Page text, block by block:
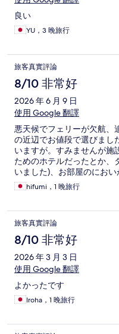
良い
YU，3 晚旅行
旅客真實評論
8/10 非常好
2026 年 6 月 9 日
使用 Google 翻譯
悪天候でフェリーが欠航、
の近辺でお値段で選びまし
いますが。すみませんが施
ためのホテルだったとか、
いました)、お部屋のにお
臭いではないと思うのです
の広さはとても広くお風呂
hifumi，1 晚旅行
旅客真實評論
8/10 非常好
2026 年 3 月 3 日
使用 Google 翻譯
よかったです
Iroha，1 晚旅行